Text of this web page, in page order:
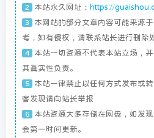
2 本站永久网址： https://
3
本网站的部分文章内容可能来源
考，如有侵权，请联系站长进行删除
4
本站一切资源不代表本站立场，
其真实性负责。
5
本站一律禁止以任何方式发布或
客发现请向站长举报
6
本站资源大多存储在网盘，如发
会第一时间更新。